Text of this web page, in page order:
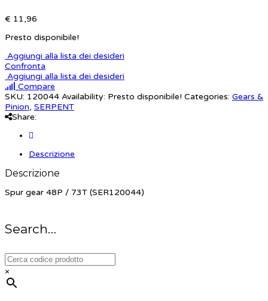
€ 11,96
Presto disponibile!
Aggiungi alla lista dei desideri
Confronta
Aggiungi alla lista dei desideri
Compare
SKU: 120044 Availability: Presto disponibile! Categories: Gears &
Pinion, SERPENT
Share:
Descrizione
Descrizione
Spur gear 48P / 73T (SER120044)
Search…
×